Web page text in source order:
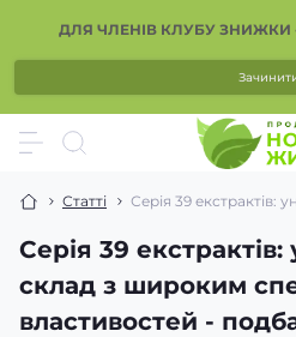
ДЛЯ ЧЛЕНІВ КЛУБУ ЗНИЖКИ -
Статті Серія 39 екстрактів:
Серія 39 екстрактів:
склад з широким
властивостей -